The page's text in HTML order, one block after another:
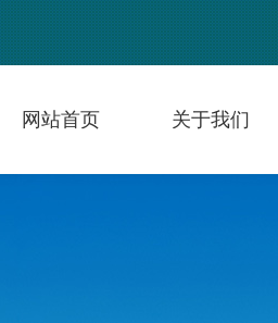
网站首页 关于我们